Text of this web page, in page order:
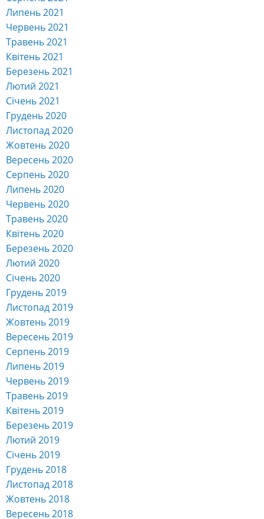
Липень 2021
Червень 2021
Травень 2021
Квітень 2021
Березень 2021
Лютий 2021
Січень 2021
Грудень 2020
Листопад 2020
Жовтень 2020
Вересень 2020
Серпень 2020
Липень 2020
Червень 2020
Травень 2020
Квітень 2020
Березень 2020
Лютий 2020
Січень 2020
Грудень 2019
Листопад 2019
Жовтень 2019
Вересень 2019
Серпень 2019
Липень 2019
Червень 2019
Травень 2019
Квітень 2019
Березень 2019
Лютий 2019
Січень 2019
Грудень 2018
Листопад 2018
Жовтень 2018
Вересень 2018